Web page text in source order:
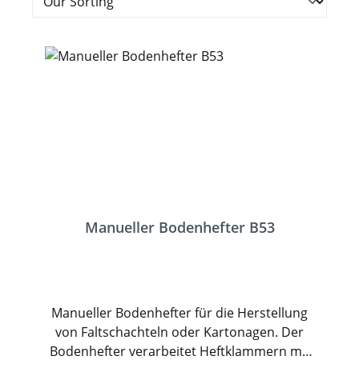
Manueller Bodenhefter B53
Manueller Bodenhefter für die Herstellung
von Faltschachteln oder Kartonagen. Der
Bodenhefter verarbeitet Heftklammern mit